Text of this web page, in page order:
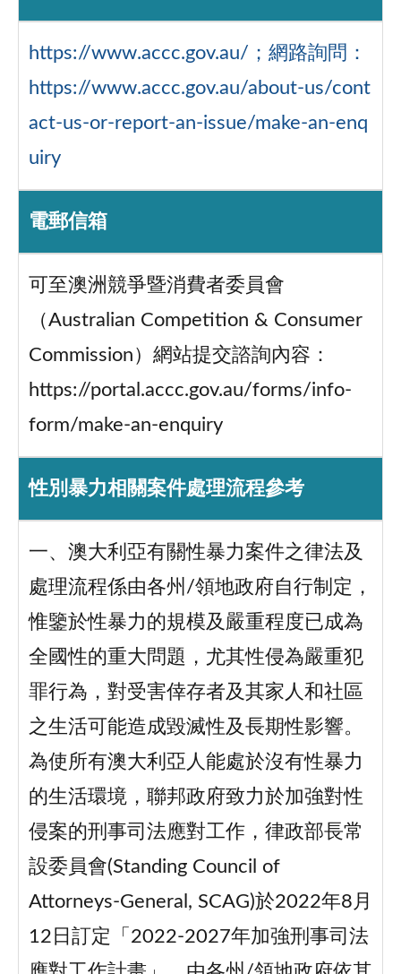
https://www.accc.gov.au/；網路詢問：
https://www.accc.gov.au/about-us/cont
act-us-or-report-an-issue/make-an-enq
uiry
電郵信箱
可至澳洲競爭暨消費者委員會
（Australian Competition & Consumer
Commission）網站提交諮詢內容：
https://portal.accc.gov.au/forms/info-
form/make-an-enquiry
性別暴力相關案件處理流程參考
一、澳大利亞有關性暴力案件之律法及
處理流程係由各州/領地政府自行制定，
惟鑒於性暴力的規模及嚴重程度已成為
全國性的重大問題，尤其性侵為嚴重犯
罪行為，對受害倖存者及其家人和社區
之生活可能造成毀滅性及長期性影響。
為使所有澳大利亞人能處於沒有性暴力
的生活環境，聯邦政府致力於加強對性
侵案的刑事司法應對工作，律政部長常
設委員會(Standing Council of
Attorneys-General, SCAG)於2022年8月
12日訂定「2022-2027年加強刑事司法